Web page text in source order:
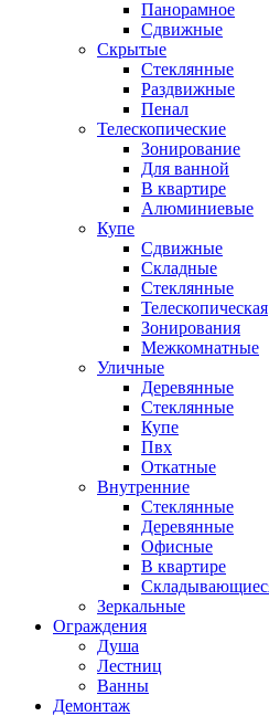
Панорамное
Сдвижные
Скрытые
Стеклянные
Раздвижные
Пенал
Телескопические
Зонирование
Для ванной
В квартире
Алюминиевые
Купе
Сдвижные
Складные
Стеклянные
Телескопическая
Зонирования
Межкомнатные
Уличные
Деревянные
Стеклянные
Купе
Пвх
Откатные
Внутренние
Стеклянные
Деревянные
Офисные
В квартире
Зеркальные
Ограждения
Душа
Лестниц
Ванны
Демонтаж